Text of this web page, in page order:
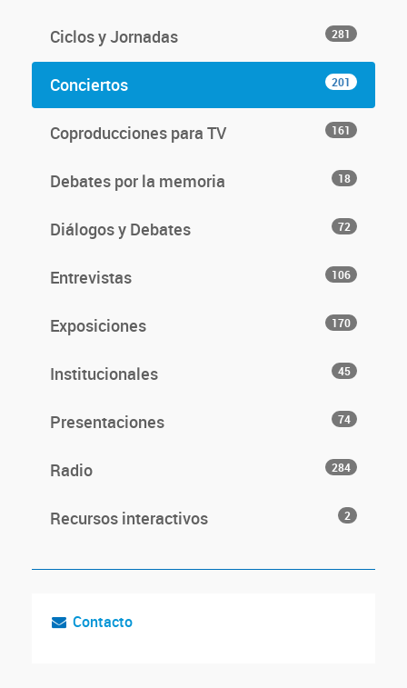
Ciclos y Jornadas 281
Conciertos 201
Coproducciones para TV 161
Debates por la memoria 18
Diálogos y Debates 72
Entrevistas 106
Exposiciones 170
Institucionales 45
Presentaciones 74
Radio 284
Recursos interactivos 2
Contacto